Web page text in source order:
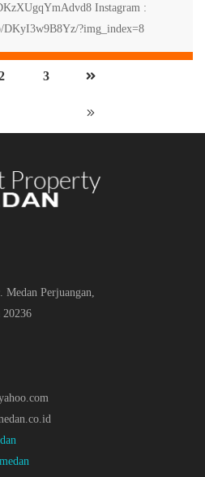
Instagram :
DKyI3w9B8Yz/?img_index=8
3
Perjuangan,
20236